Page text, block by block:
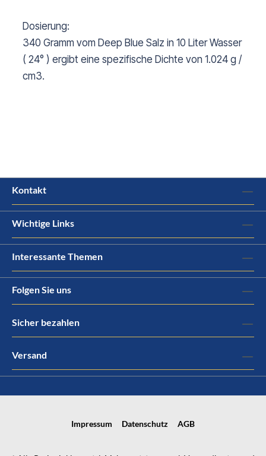
Dosierung:
340 Gramm vom Deep Blue Salz in 10 Liter Wasser
( 24° ) ergibt eine spezifische Dichte von 1.024 g /
cm3.
Kontakt
Wichtige Links
Interessante Themen
Folgen Sie uns
Sicher bezahlen
Versand
Impressum Datenschutz AGB